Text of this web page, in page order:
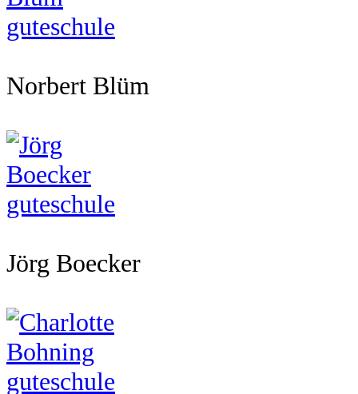
Norbert Blüm
Jörg Boecker